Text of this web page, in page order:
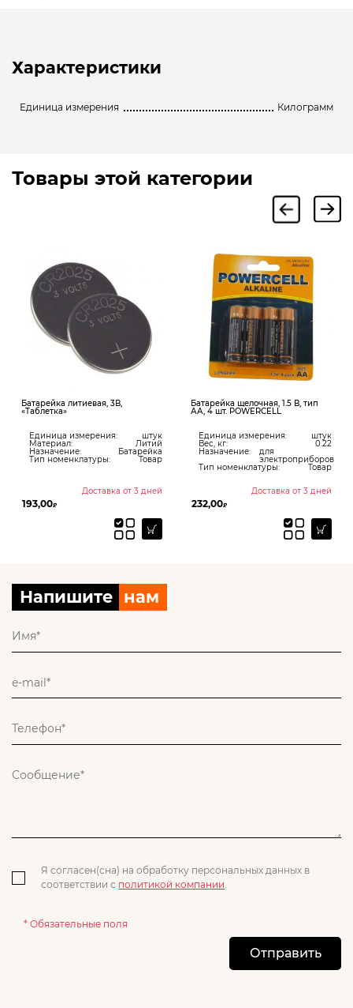
Характеристики
Единица измерения Килограмм
Товары этой категории
Батарейка литиевая, 3В,
«Таблетка»
Единица измерения: штук
Материал: Литий
Назначение: Батарейка
Тип номенклатуры: Товар
Доставка от 3 дней
193,00₽
Батарейка щелочная, 1.5 В, тип
АА, 4 шт. POWERCELL
Единица измерения: штук
Вес, кг: 0.22
Назначение: для
электроприборов
Тип номенклатуры: Товар
Доставка от 3 дней
232,00₽
Напишите нам
Я согласен(сна) на обработку персональных данных в
соответствии с политикой компании.
* Обязательные поля
Отправить